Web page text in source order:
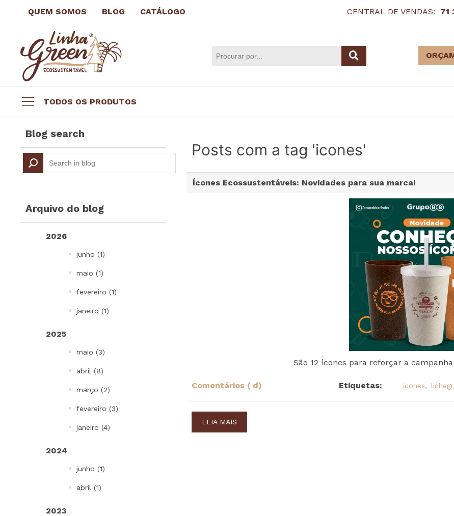
QUEM SOMOS BLOG CATÁLOGO CENTRAL DE VENDAS: 71
TODOS OS PRODUTOS
Brindes por até R$3,99
Brindes Ecológicos
Copos e Taças
Squeeze Personalizado
Escritório
Bowls, Baldes e Potes
To go e Viagem
Cordões e Costurados
Blog search
Arquivo do blog
2026
junho (1)
maio (1)
fevereiro (1)
janeiro (1)
2025
maio (3)
abril (8)
março (2)
fevereiro (3)
janeiro (4)
2024
junho (1)
abril (1)
2023
Posts com a tag 'icones'
Ícones Ecossustentáveis: Novidades para sua marca!
São 12 ícones para reforçar a
Etiquetas: icones,
Comentários ( d)
LEIA MAIS